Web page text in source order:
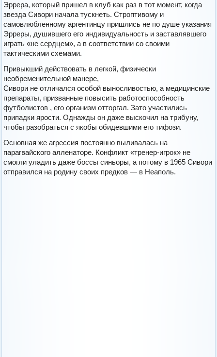
Эррера, который пришел в клуб как раз в тот момент, когда
звезда Сивори начала тускнеть. Строптивому и
самовлюбленному аргентинцу пришлись не по душе указания
Эрреры, душившего его индивидуальность и заставлявшего
играть «не сердцем», а в соответствии со своими
тактическими схемами.
Привыкший действовать в легкой, физически
необременительной манере,
Сивори не отличался особой выносливостью, а медицинские
препараты, призванные повысить работоспособность
футболистов , его организм отторгал. Зато участились
припадки ярости. Однажды он даже выскочил на трибуну,
чтобы разобраться с якобы обидевшими его тифози.
Основная же агрессия постоянно выливалась на
парагвайского алленаторе. Конфликт «тренер-игрок» не
смогли уладить даже боссы синьоры, а потому в 1965 Сивори
отправился на родину своих предков — в Неаполь.